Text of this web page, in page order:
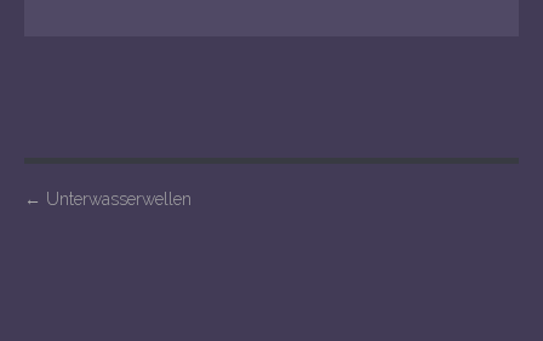
P
← Unterwasserwellen